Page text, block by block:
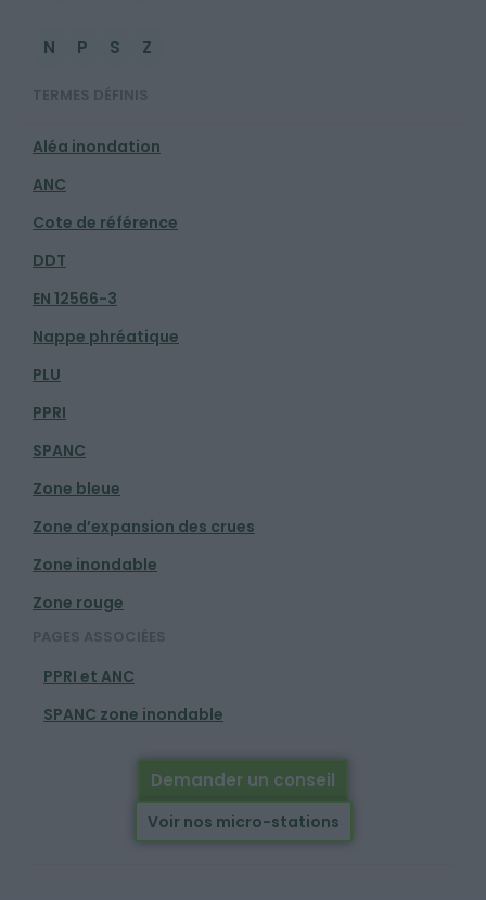
N P S Z
Aléa inondation
ANC
Cote de référence
DDT
EN 12566-3
Nappe phréatique
PLU
PPRI
SPANC
Zone bleue
Zone d’expansion des crues
Zone inondable
Zone rouge
PPRI et ANC
SPANC zone inondable
Demander un conseil
Voir nos micro-stations